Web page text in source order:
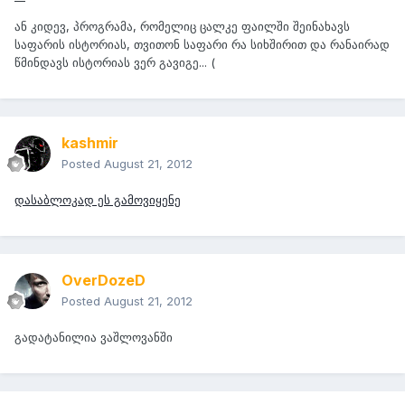
ან კიდევ, პროგრამა, რომელიც ცალკე ფაილში შეინახავს
საფარის ისტორიას, თვითონ საფარი რა სიხშირით და რანაირად
წმინდავს ისტორიას ვერ გავიგე... (
kashmir
Posted August 21, 2012
დასაბლოკად ეს გამოვიყენე
OverDozeD
Posted August 21, 2012
გადატანილია ვაშლოვანში